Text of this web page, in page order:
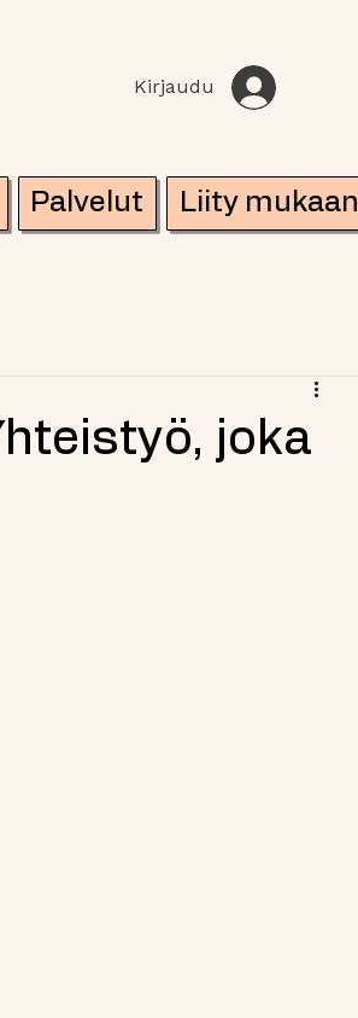
Kirjaudu
Palvelut Liity mukaan
joka